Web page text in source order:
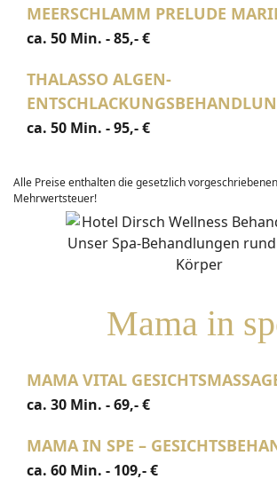
MEERSCHLAMM PRELUDE
ca. 50 Min. - 85,- €
THALASSO ALGEN-
ca. 50 Min. - 95,- €
Alle Preise enthalten die gesetzlich
Mehrwertsteuer!
Mama in
MAMA VITAL
ca. 30 Min. - 69,- €
MAMA IN SPE –
ca. 60 Min. - 109,- €